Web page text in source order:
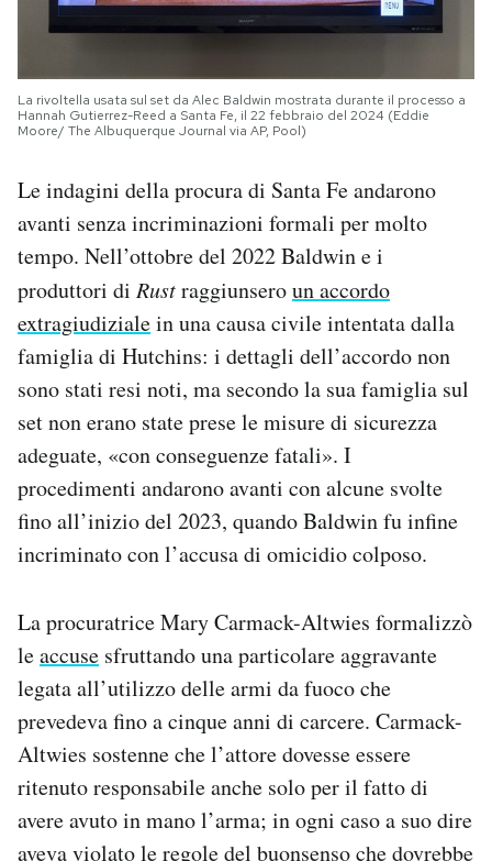
La rivoltella usata sul set da Alec Baldwin mostrata durante il processo a
Hannah Gutierrez-Reed a Santa Fe, il 22 febbraio del 2024 (Eddie
Moore/ The Albuquerque Journal via AP, Pool)
Le indagini della procura di Santa Fe andarono
avanti senza incriminazioni formali per molto
tempo. Nell’ottobre del 2022 Baldwin e i
produttori di Rustraggiunseroun accordo
extragiudizialein una causa civile intentata dalla
famiglia di Hutchins: i dettagli dell’accordo non
sono stati resi noti, ma secondo la sua famiglia sul
set non erano state prese le misure di sicurezza
adeguate, «con conseguenze fatali». I
procedimenti andarono avanti con alcune svolte
fino all’inizio del 2023, quando Baldwin fu infine
incriminato con l’accusa di omicidio colposo.
La procuratrice Mary Carmack-Altwies formalizzò
leaccuse sfruttando una particolare aggravante
legata all’utilizzo delle armi da fuoco che
prevedeva fino a cinque anni di carcere. Carmack-
Altwies sostenne che l’attore dovesse essere
ritenuto responsabile anche solo per il fatto di
avere avuto in mano l’arma; in ogni caso a suo dire
aveva violato le regole del buonsenso che dovrebbe